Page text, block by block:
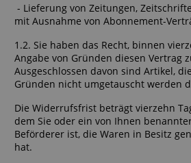
- Lieferung von Zeitungen,
mit Ausnahme von Abonnement-
1.2. Sie haben das Recht, binnen
Angabe von Gründen diesen Vertrag
Ausgeschlossen davon sind Artikel,
Gründen nicht umgetauscht werden
Die Widerrufsfrist beträgt vierzehn
dem Sie oder ein von Ihnen
Beförderer ist, die Waren in Besitz
hat.